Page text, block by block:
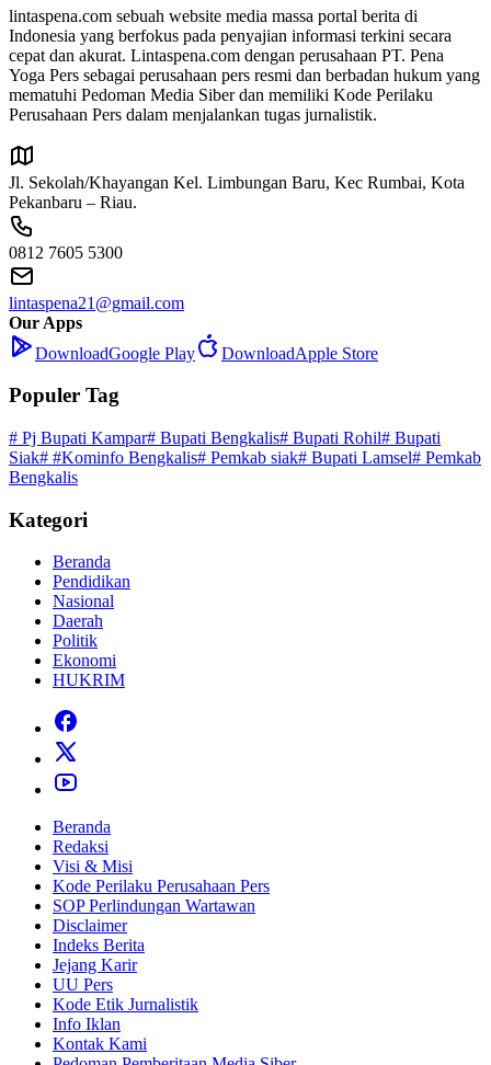
lintaspena.com sebuah website media massa portal berita di
Indonesia yang berfokus pada penyajian informasi terkini secara
cepat dan akurat. Lintaspena.com dengan perusahaan PT. Pena
Yoga Pers sebagai perusahaan pers resmi dan berbadan hukum yang
mematuhi Pedoman Media Siber dan memiliki Kode Perilaku
Perusahaan Pers dalam menjalankan tugas jurnalistik.
Jl. Sekolah/Khayangan Kel. Limbungan Baru, Kec Rumbai, Kota
Pekanbaru – Riau.
0812 7605 5300
lintaspena21@gmail.com
Our Apps
DownloadGoogle Play DownloadApple Store
Populer Tag
# Pj Bupati Kampar# Bupati Bengkalis# Bupati Rohil# Bupati
Siak# #Kominfo Bengkalis# Pemkab siak# Bupati Lamsel# Pemkab
Bengkalis
Kategori
Beranda
Pendidikan
Nasional
Daerah
Politik
Ekonomi
HUKRIM
Beranda
Redaksi
Visi & Misi
Kode Perilaku Perusahaan Pers
SOP Perlindungan Wartawan
Disclaimer
Indeks Berita
Jejang Karir
UU Pers
Kode Etik Jurnalistik
Info Iklan
Kontak Kami